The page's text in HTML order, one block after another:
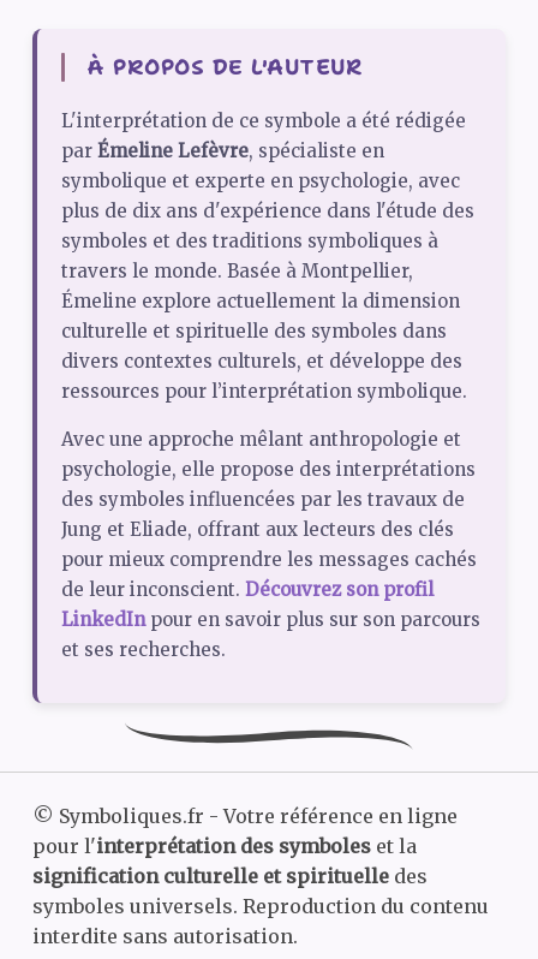
À PROPOS DE L'AUTEUR
L'interprétation de ce symbole a été rédigée
par Émeline Lefèvre, spécialiste en
symbolique et experte en psychologie, avec
plus de dix ans d'expérience dans l'étude des
symboles et des traditions symboliques à
travers le monde. Basée à Montpellier,
Émeline explore actuellement la dimension
culturelle et spirituelle des symboles dans
divers contextes culturels, et développe des
ressources pour l’interprétation symbolique.
Avec une approche mêlant anthropologie et
psychologie, elle propose des interprétations
des symboles influencées par les travaux de
Jung et Eliade, offrant aux lecteurs des clés
pour mieux comprendre les messages cachés
de leur inconscient. Découvrez son profil
LinkedInpour en savoir plus sur son parcours
et ses recherches.
© Symboliques.fr - Votre référence en ligne
pour l'interprétation des symboleset la
signification culturelle et spirituelledes
symboles universels. Reproduction du contenu
interdite sans autorisation.